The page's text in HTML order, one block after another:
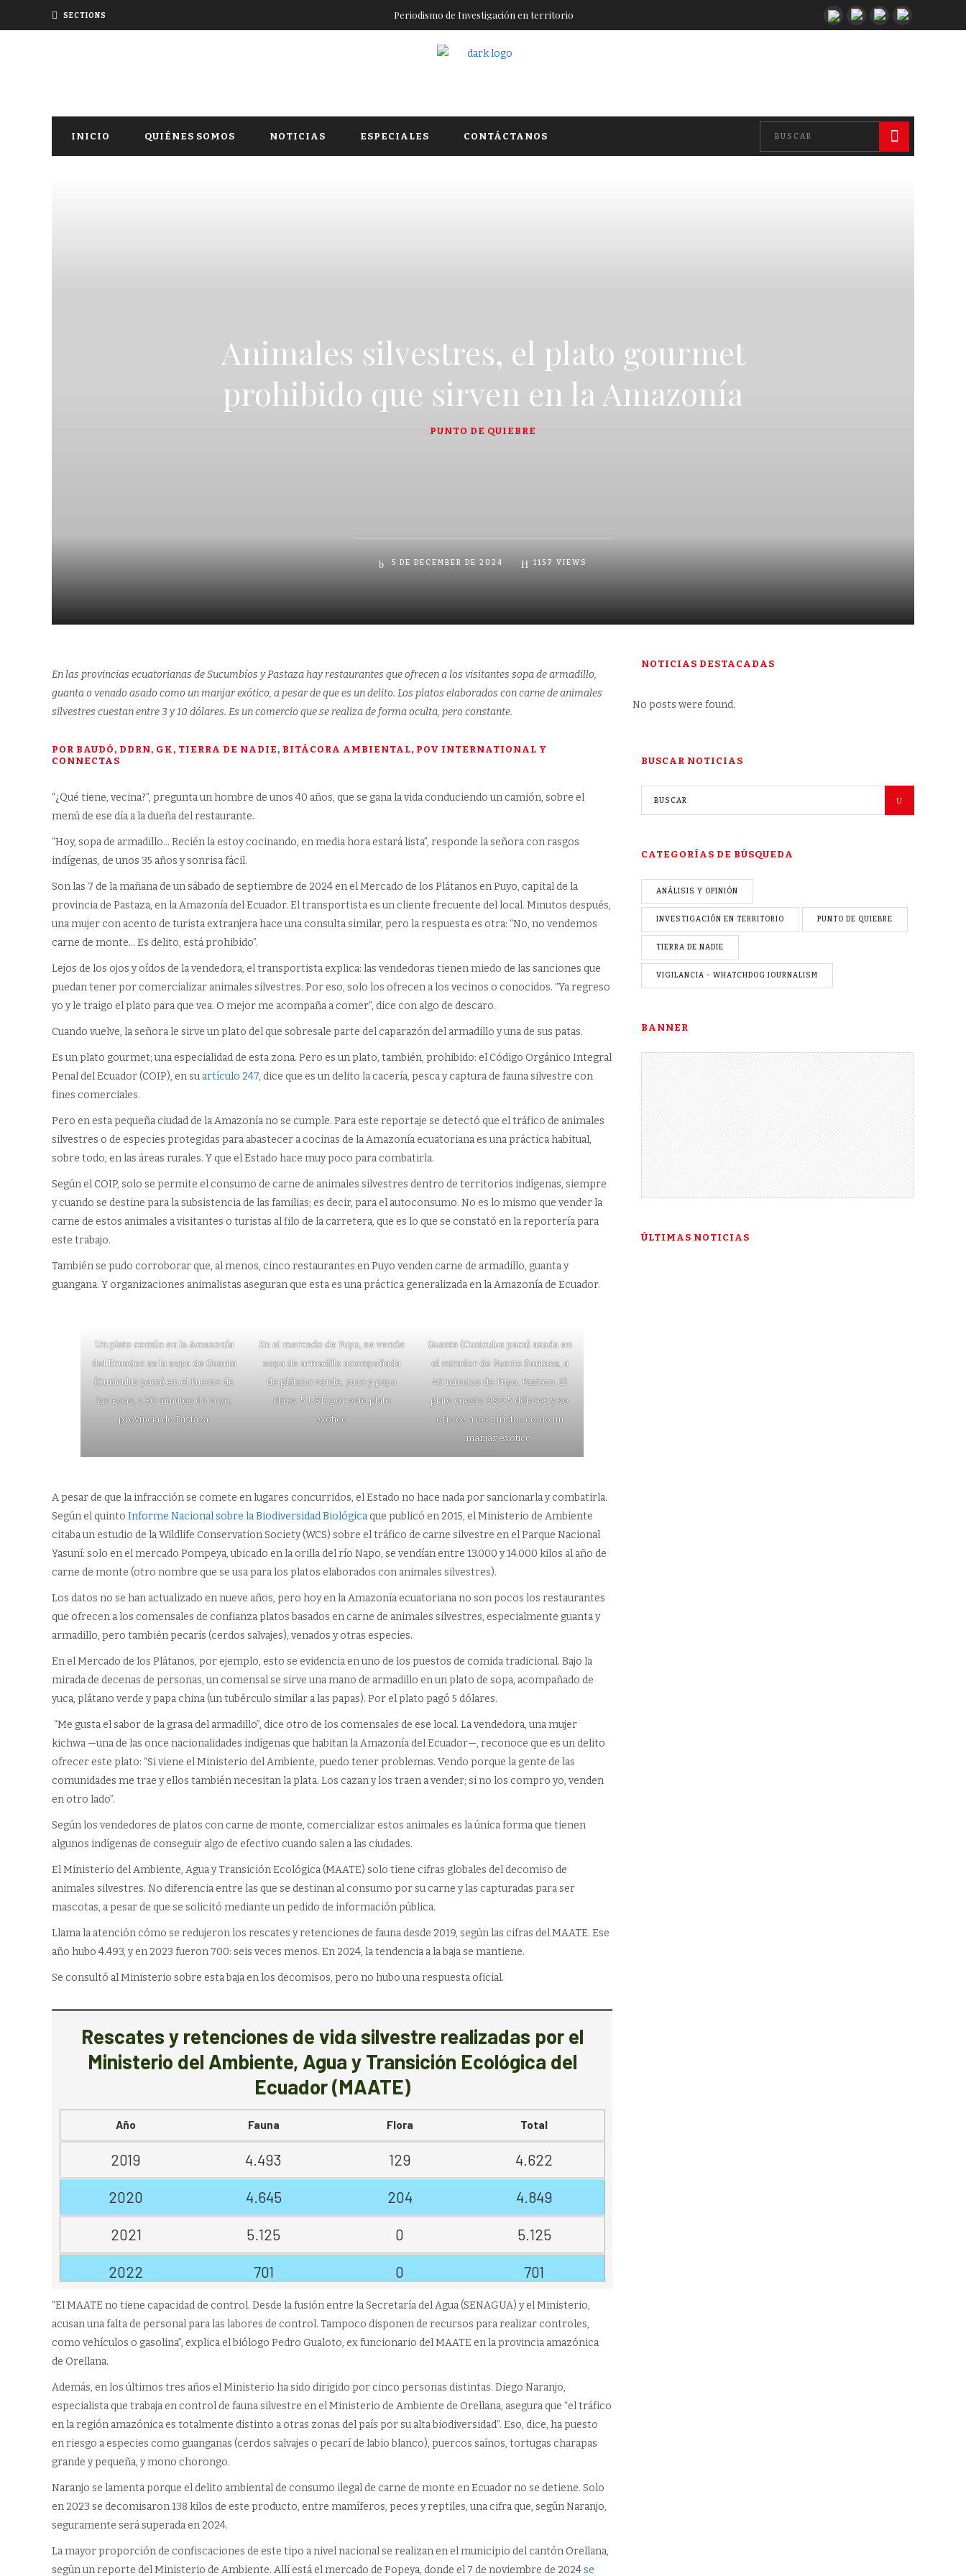
SECTIONS Periodismo de Investigación en territorio
INICIO QUIÉNES SOMOS NOTICIAS ESPECIALES CONTÁCTANOS
Animales silvestres, el plato gourmet
prohibido que sirven en la Amazonía
PUNTO DE QUIEBRE
5 DE DECEMBER DE 2024 1157 VIEWS
En las provincias ecuatorianas de Sucumbíos y Pastaza hay restaurantes que ofrecen a los visitantes sopa de armadillo,
guanta o venado asado como un manjar exótico, a pesar de que es un delito. Los platos elaborados con carne de animales
silvestres cuestan entre 3 y 10 dólares. Es un comercio que se realiza de forma oculta, pero constante.
POR BAUDÓ, DDRN, GK, TIERRA DE NADIE, BITÁCORA AMBIENTAL, POV INTERNATIONAL Y
CONNECTAS
“¿Qué tiene, vecina?”, pregunta un hombre de unos 40 años, que se gana la vida conduciendo un camión, sobre el
menú de ese día a la dueña del restaurante.
“Hoy, sopa de armadillo… Recién la estoy cocinando, en media hora estará lista”, responde la señora con rasgos
indígenas, de unos 35 años y sonrisa fácil.
Son las 7 de la mañana de un sábado de septiembre de 2024 en el Mercado de los Plátanos en Puyo, capital de la
provincia de Pastaza, en la Amazonía del Ecuador. El transportista es un cliente frecuente del local. Minutos después,
una mujer con acento de turista extranjera hace una consulta similar, pero la respuesta es otra: “No, no vendemos
carne de monte… Es delito, está prohibido”.
Lejos de los ojos y oídos de la vendedora, el transportista explica: las vendedoras tienen miedo de las sanciones que
puedan tener por comercializar animales silvestres. Por eso, solo los ofrecen a los vecinos o conocidos. “Ya regreso
yo y le traigo el plato para que vea. O mejor me acompaña a comer”, dice con algo de descaro.
Cuando vuelve, la señora le sirve un plato del que sobresale parte del caparazón del armadillo y una de sus patas.
Es un plato gourmet; una especialidad de esta zona. Pero es un plato, también, prohibido: el Código Orgánico Integral
Penal del Ecuador (COIP), en su artículo 247, dice que es un delito la cacería, pesca y captura de fauna silvestre con
fines comerciales.
Pero en esta pequeña ciudad de la Amazonía no se cumple. Para este reportaje se detectó que el tráfico de animales
silvestres o de especies protegidas para abastecer a cocinas de la Amazonía ecuatoriana es una práctica habitual,
sobre todo, en las áreas rurales. Y que el Estado hace muy poco para combatirla.
Según el COIP, solo se permite el consumo de carne de animales silvestres dentro de territorios indígenas, siempre
y cuando se destine para la subsistencia de las familias; es decir, para el autoconsumo. No es lo mismo que vender la
carne de estos animales a visitantes o turistas al filo de la carretera, que es lo que se constató en la reportería para
este trabajo.
También se pudo corroborar que, al menos, cinco restaurantes en Puyo venden carne de armadillo, guanta y
guangana. Y organizaciones animalistas aseguran que esta es una práctica generalizada en la Amazonía de Ecuador.
Un plato común en la Amazonía
del Ecuador es la sopa de Guanta
(Cuniculus paca) en el Puente de
las Boas, a 30 minutos de Puyo,
provincia de Pastaza.
En el mercado de Puyo, se vende
sopa de armadillo acompañada
de plátano verde, yuca y papa
china. 5 USD por este plato
exótico.
Guanta (Cuniculus paca) asada en
el mirador de Puerto Santana, a
40 minutos de Puyo, Pastaza. El
plato cuesta USD 5 dólares y se
ofrece a los turistas como un
manjar exótico.
A pesar de que la infracción se comete en lugares concurridos, el Estado no hace nada por sancionarla y combatirla.
Según el quinto Informe Nacional sobre la Biodiversidad Biológicaque publicó en 2015, el Ministerio de Ambiente
citaba un estudio de la Wildlife Conservation Society (WCS) sobre el tráfico de carne silvestre en el Parque Nacional
Yasuní: solo en el mercado Pompeya, ubicado en la orilla del río Napo, se vendían entre 13.000 y 14.000 kilos al año de
carne de monte (otro nombre que se usa para los platos elaborados con animales silvestres).
Los datos no se han actualizado en nueve años, pero hoy en la Amazonía ecuatoriana no son pocos los restaurantes
que ofrecen a los comensales de confianza platos basados en carne de animales silvestres, especialmente guanta y
armadillo, pero también pecarís (cerdos salvajes), venados y otras especies.
En el Mercado de los Plátanos, por ejemplo, esto se evidencia en uno de los puestos de comida tradicional. Bajo la
mirada de decenas de personas, un comensal se sirve una mano de armadillo en un plato de sopa, acompañado de
yuca, plátano verde y papa china (un tubérculo similar a las papas). Por el plato pagó 5 dólares.
“Me gusta el sabor de la grasa del armadillo”, dice otro de los comensales de ese local. La vendedora, una mujer
kichwa —una de las once nacionalidades indígenas que habitan la Amazonía del Ecuador—, reconoce que es un delito
ofrecer este plato: “Si viene el Ministerio del Ambiente, puedo tener problemas. Vendo porque la gente de las
comunidades me trae y ellos también necesitan la plata. Los cazan y los traen a vender; si no los compro yo, venden
en otro lado”.
Según los vendedores de platos con carne de monte, comercializar estos animales es la única forma que tienen
algunos indígenas de conseguir algo de efectivo cuando salen a las ciudades.
El Ministerio del Ambiente, Agua y Transición Ecológica (MAATE) solo tiene cifras globales del decomiso de
animales silvestres. No diferencia entre las que se destinan al consumo por su carne y las capturadas para ser
mascotas, a pesar de que se solicitó mediante un pedido de información pública.
Llama la atención cómo se redujeron los rescates y retenciones de fauna desde 2019, según las cifras del MAATE. Ese
año hubo 4.493, y en 2023 fueron 700: seis veces menos. En 2024, la tendencia a la baja se mantiene.
Se consultó al Ministerio sobre esta baja en los decomisos, pero no hubo una respuesta oficial.
“El MAATE no tiene capacidad de control. Desde la fusión entre la Secretaría del Agua (SENAGUA) y el Ministerio,
acusan una falta de personal para las labores de control. Tampoco disponen de recursos para realizar controles,
como vehículos o gasolina”, explica el biólogo Pedro Gualoto, ex funcionario del MAATE en la provincia amazónica
de Orellana.
Además, en los últimos tres años el Ministerio ha sido dirigido por cinco personas distintas. Diego Naranjo,
especialista que trabaja en control de fauna silvestre en el Ministerio de Ambiente de Orellana, asegura que “el tráfico
en la región amazónica es totalmente distinto a otras zonas del país por su alta biodiversidad”. Eso, dice, ha puesto
en riesgo a especies como guanganas (cerdos salvajes o pecarí de labio blanco), puercos saínos, tortugas charapas
grande y pequeña, y mono chorongo.
Naranjo se lamenta porque el delito ambiental de consumo ilegal de carne de monte en Ecuador no se detiene. Solo
en 2023 se decomisaron 138 kilos de este producto, entre mamíferos, peces y reptiles, una cifra que, según Naranjo,
seguramente será superada en 2024.
La mayor proporción de confiscaciones de este tipo a nivel nacional se realizan en el municipio del cantón Orellana,
según un reporte del Ministerio de Ambiente. Allí está el mercado de Popeya, donde el 7 de noviembre de 2024se
NOTICIAS DESTACADAS
No posts were found.
BUSCAR NOTICIAS
CATEGORÍAS DE BÚSQUEDA
ANÁLISIS Y OPINIÓN
INVESTIGACIÓN EN TERRITORIO PUNTO DE QUIEBRE
TIERRA DE NADIE
VIGILANCIA - WHATCHDOG JOURNALISM
BANNER
ÚLTIMAS NOTICIAS